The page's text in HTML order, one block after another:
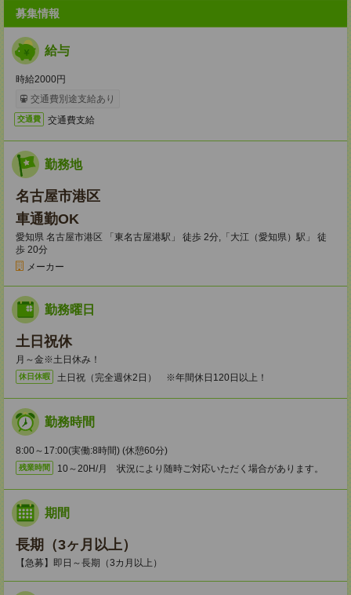
募集情報
給与
時給2000円
交通費別途支給あり
交通費 交通費支給
勤務地
名古屋市港区
車通勤OK
愛知県 名古屋市港区 「東名古屋港駅」 徒歩 2分,「大江（愛知県）駅」 徒
歩 20分
メーカー
勤務曜日
土日祝休
月～金※土日休み！
休日休暇 土日祝（完全週休2日） ※年間休日120日以上！
勤務時間
8:00～17:00(実働:8時間) (休憩60分)
残業時間 10～20H/月 状況により随時ご対応いただく場合があります。
期間
長期（3ヶ月以上）
【急募】即日～長期（3カ月以上）